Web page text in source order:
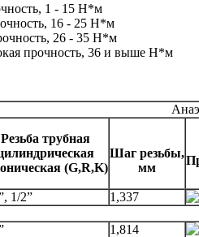
1 - 15 Н*м
16 - 25 Н*м
26 - 35 Н*м
прочность, 36 и выше Н*м
Резьба трубная
(G,R,K)
Шаг резьбы,
мм
1/2” 1,337
1,814